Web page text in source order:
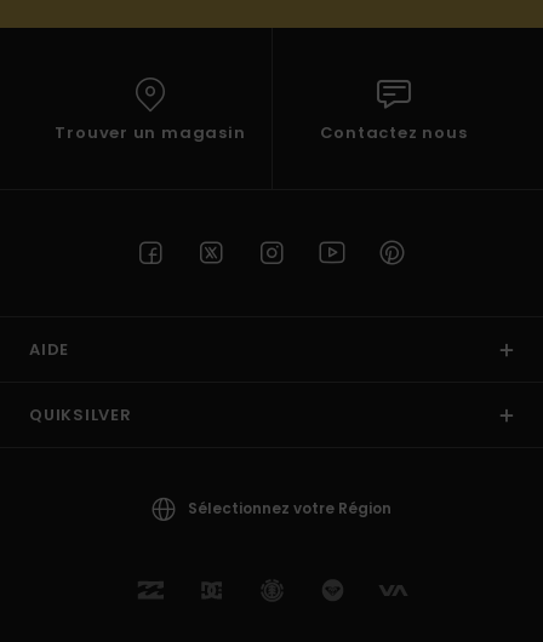
Trouver un magasin Contactez nous
AIDE
QUIKSILVER
Sélectionnez votre Région